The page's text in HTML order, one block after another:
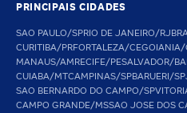
PRINCIPAIS CIDADES
SAO PAULO/SPRIO DE JANEIRO/RJ
CURITIBA/PRFORTALEZA/CEGOIANIA/
MANAUS/AMRECIFE/PESALVADOR/BA
CUIABA/MTCAMPINAS/SPBARUERI/SP
SAO BERNARDO DO CAMPO/SP
CAMPO GRANDE/MSSAO JOSE DOS